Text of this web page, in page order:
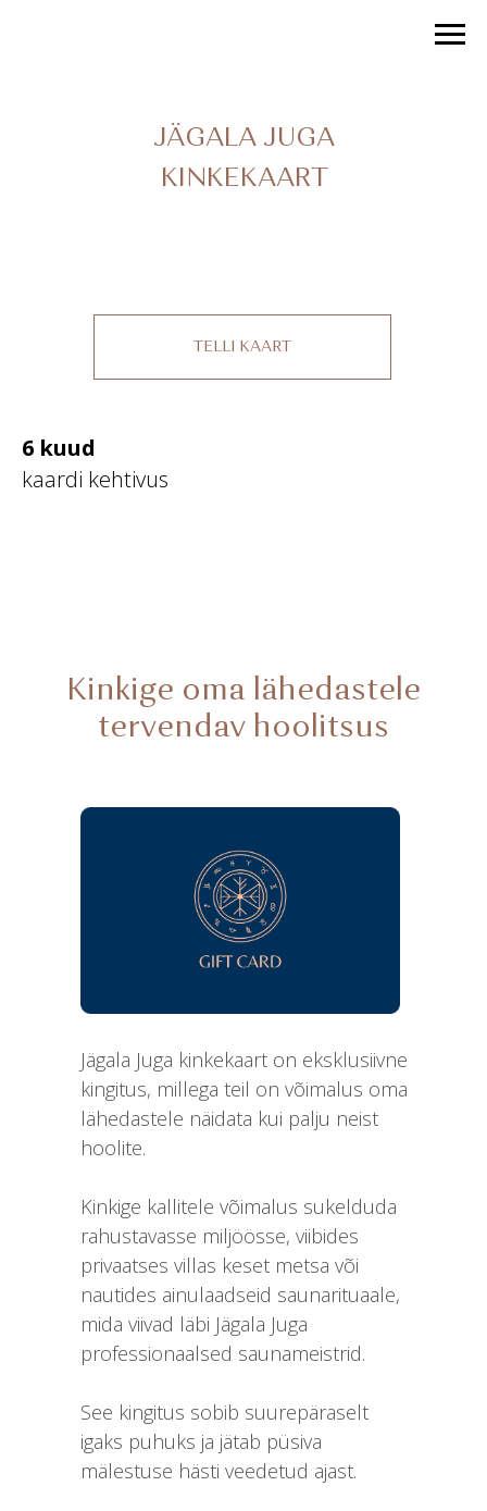
JÄGALA JUGA
KINKEKAART
TELLI KAART
6 kuud
kaardi kehtivus
Kinkige oma lähedastele
tervendav hoolitsus
Jägala Juga kinkekaart on eksklusiivne
kingitus, millega teil on võimalus oma
lähedastele näidata kui palju neist
hoolite.
Kinkige kallitele võimalus sukelduda
rahustavasse miljöösse, viibides
privaatses villas keset metsa või
nautides ainulaadseid saunarituaale,
mida viivad läbi Jägala Juga
professionaalsed saunameistrid.
See kingitus sobib suurepäraselt
igaks puhuks ja jätab püsiva
mälestuse hästi veedetud ajast.